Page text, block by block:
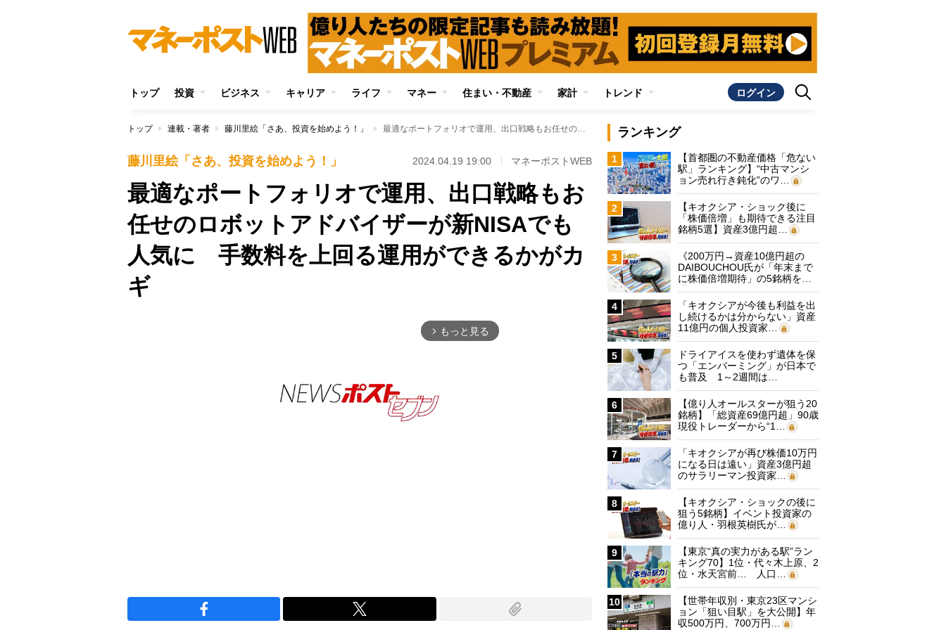
トップ 投資 ビジネス キャリア ライフ マネー 住まい・不動産 家計 トレンド ログイン
トップ 連載・著者 藤川里絵「さあ、投資を始めよう！」 最適なポートフォリオで運用、出口戦略もお任せのロボットアドバイザーが新NISAでも人気に 手数料を上回る運用ができるかがカギ
藤川里絵「さあ、投資を始めよう！」 2024.04.19 19:00 マネーポストWEB
最適なポートフォリオで運用、出口戦略もお
任せのロボットアドバイザーが新NISAでも
人気に 手数料を上回る運用ができるかがカ
ギ
arrow_forward_ios もっと見る
ランキング
1
【首都圏の不動産価格「危ない
駅」ランキング】“中古マンシ
ョン売れ行き鈍化”のワ…
2
【キオクシア・ショック後に
「株価倍増」も期待できる注目
銘柄5選】資産3億円超…
3
《200万円→資産10億円超の
DAIBOUCHOU氏が「年末まで
に株価倍増期待」の5銘柄を…
4
「キオクシアが今後も利益を出
し続けるかは分からない」資産
11億円の個人投資家…
5
ドライアイスを使わず遺体を保
つ「エンバーミング」が日本で
も普及 1～2週間は…
6
【億り人オールスターが狙う20
銘柄】「総資産69億円超」90歳
現役トレーダーから“1…
7
「キオクシアが再び株価10万円
になる日は遠い」資産3億円超
のサラリーマン投資家…
8
【キオクシア・ショックの後に
狙う5銘柄】イベント投資家の
億り人・羽根英樹氏が…
9
【東京“真の実力がある駅”ラン
キング70】1位・代々木上原、2
位・水天宮前… 人口…
10
【世帯年収別・東京23区マンシ
ョン「狙い目駅」を大公開】年
収500万円、700万円…